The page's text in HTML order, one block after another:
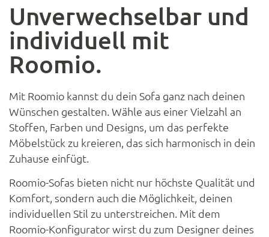
Unverwechselbar und
individuell mit
Roomio.
Mit Roomio kannst du dein Sofa ganz nach deinen
Wünschen gestalten. Wähle aus einer Vielzahl an
Stoffen, Farben und Designs, um das perfekte
Möbelstück zu kreieren, das sich harmonisch in dein
Zuhause einfügt.
Roomio-Sofas bieten nicht nur höchste Qualität und
Komfort, sondern auch die Möglichkeit, deinen
individuellen Stil zu unterstreichen. Mit dem
Roomio-Konfigurator wirst du zum Designer deines